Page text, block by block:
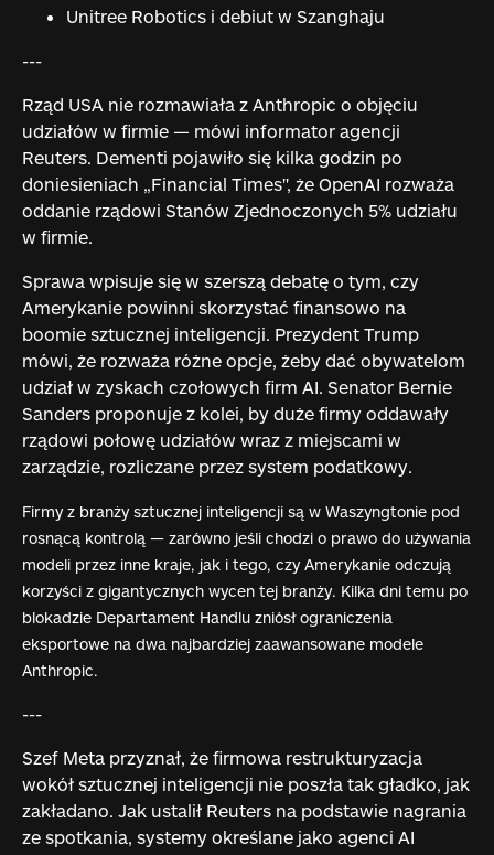
Unitree Robotics i debiut w Szanghaju
---
Rząd USA nie rozmawiała z Anthropic o objęciu
udziałów w firmie — mówi informator agencji
Reuters. Dementi pojawiło się kilka godzin po
doniesieniach „Financial Times", że OpenAI rozważa
oddanie rządowi Stanów Zjednoczonych 5% udziału
w firmie.
Sprawa wpisuje się w szerszą debatę o tym, czy
Amerykanie powinni skorzystać finansowo na
boomie sztucznej inteligencji. Prezydent Trump
mówi, że rozważa różne opcje, żeby dać obywatelom
udział w zyskach czołowych firm AI. Senator Bernie
Sanders proponuje z kolei, by duże firmy oddawały
rządowi połowę udziałów wraz z miejscami w
zarządzie, rozliczane przez system podatkowy.
Firmy z branży sztucznej inteligencji są w Waszyngtonie pod
rosnącą kontrolą — zarówno jeśli chodzi o prawo do używania
modeli przez inne kraje, jak i tego, czy Amerykanie odczują
korzyści z gigantycznych wycen tej branży. Kilka dni temu po
blokadzie Departament Handlu zniósł ograniczenia
eksportowe na dwa najbardziej zaawansowane modele
Anthropic.
---
Szef Meta przyznał, że firmowa restrukturyzacja
wokół sztucznej inteligencji nie poszła tak gładko, jak
zakładano. Jak ustalił Reuters na podstawie nagrania
ze spotkania, systemy określane jako agenci AI